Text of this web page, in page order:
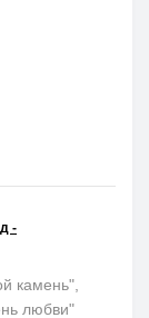
-
камень",
любви"